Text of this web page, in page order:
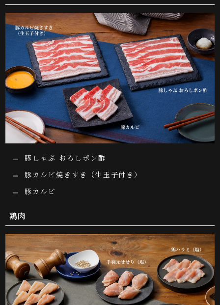
豚しゃぶ おろしポン酢
豚カルビ焼きすき（生玉子付き）
豚カルビ
鶏肉